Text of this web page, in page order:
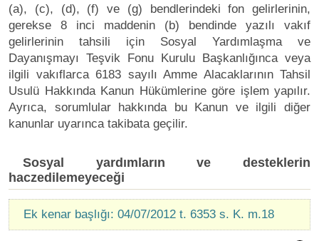
(a), (c), (d), (f) ve (g) bendlerindeki fon gelirlerinin,
gerekse 8 inci maddenin (b) bendinde yazılı vakıf
gelirlerinin tahsili için Sosyal Yardımlaşma ve
Dayanışmayı Teşvik Fonu Kurulu Başkanlığınca veya
ilgili vakıflarca 6183 sayılı Amme Alacaklarının Tahsil
Usulü Hakkında Kanun Hükümlerine göre işlem yapılır.
Ayrıca, sorumlular hakkında bu Kanun ve ilgili diğer
kanunlar uyarınca takibata geçilir.
Sosyal yardımların ve desteklerin
haczedilemeyeceği
Ek kenar başlığı: 04/07/2012 t. 6353 s. K. m.18